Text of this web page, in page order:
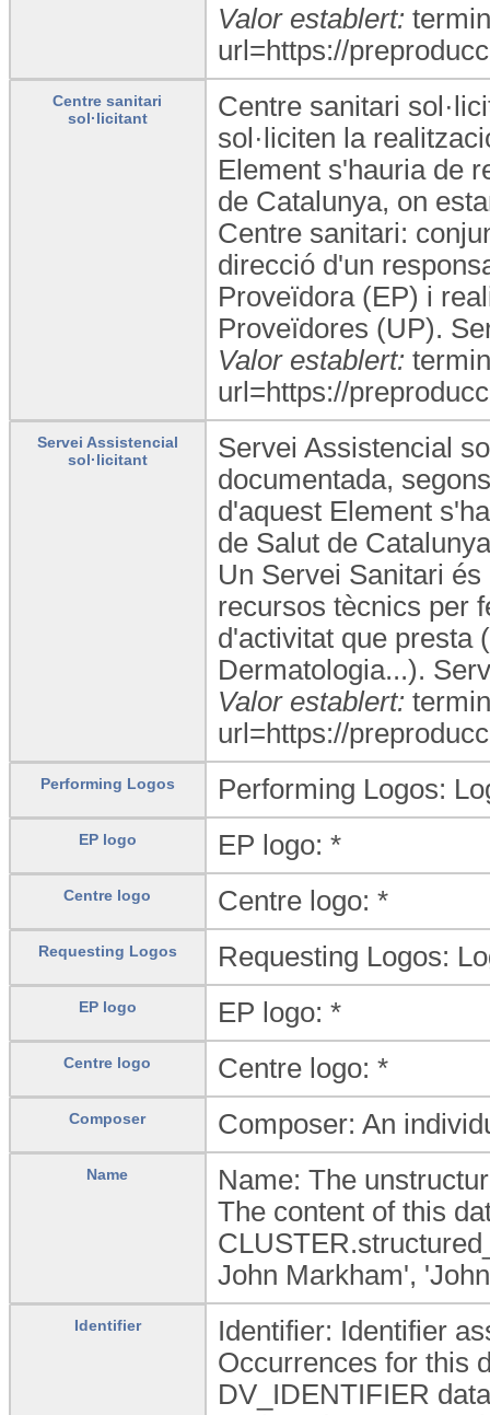
Valor establert:
url=https://
Centre sanitari
sol·licitant
Centre sanitari
sol·liciten la
Element s'hauria de
de Catalunya, on
Centre sanitari:
direcció d'un
Proveïdora (EP) i
Proveïdores (UP).
Valor establert:
url=https://
Servei Assistencial
sol·licitant
Servei Assistencial
documentada,
d'aquest Element
de Salut de
Un Servei Sanitari
recursos tècnics per
d'activitat que presta
Dermatologia...).
Valor establert:
url=https://
Performing Logos Performing Logos:
EP logo EP logo: *
Centre logo Centre logo: *
Requesting Logos Requesting Logos:
EP logo EP logo: *
Centre logo Centre logo: *
Composer Composer: An
Name
Name: The
The content of this
John Markham',
Identifier
Identifier: Identifier
Occurrences for this
DV_IDENTIFIER